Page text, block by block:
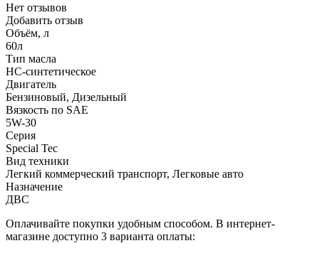
Нет отзывов
Добавить отзыв
Объём, л
60л
Тип масла
HC-синтетическое
Двигатель
Бензиновый, Дизельный
Вязкость по SAE
5W-30
Серия
Special Tec
Вид техники
Легкий коммерческий транспорт, Легковые авто
Назначение
ДВС
Оплачивайте покупки удобным способом. В интернет-
магазине доступно 3 варианта оплаты: